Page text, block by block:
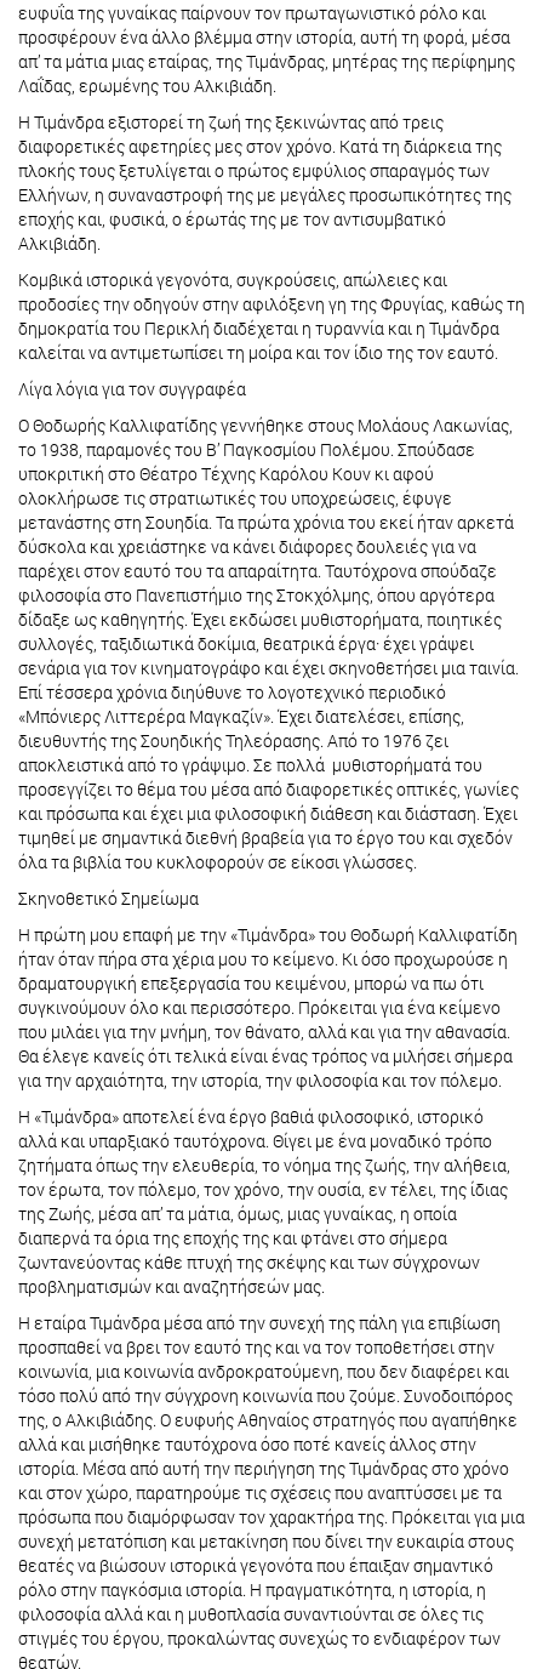
ευφυΐα της γυναίκας παίρνουν τον πρωταγωνιστικό ρόλο και
προσφέρουν ένα άλλο βλέμμα στην ιστορία, αυτή τη φορά, μέσα
απ’ τα μάτια μιας εταίρας, της Τιμάνδρας, μητέρας της περίφημης
Λαΐδας, ερωμένης του Αλκιβιάδη.
Η Τιμάνδρα εξιστορεί τη ζωή της ξεκινώντας από τρεις
διαφορετικές αφετηρίες μες στον χρόνο. Κατά τη διάρκεια της
πλοκής τους ξετυλίγεται ο πρώτος εμφύλιος σπαραγμός των
Ελλήνων, η συναναστροφή της με μεγάλες προσωπικότητες της
εποχής και, φυσικά, ο έρωτάς της με τον αντισυμβατικό
Αλκιβιάδη.
Κομβικά ιστορικά γεγονότα, συγκρούσεις, απώλειες και
προδοσίες την οδηγούν στην αφιλόξενη γη της Φρυγίας, καθώς τη
δημοκρατία του Περικλή διαδέχεται η τυραννία και η Τιμάνδρα
καλείται να αντιμετωπίσει τη μοίρα και τον ίδιο της τον εαυτό.
Λίγα λόγια για τον συγγραφέα
Ο Θοδωρής Καλλιφατίδης γεννήθηκε στους Μολάους Λακωνίας,
το 1938, παραμονές του Β’ Παγκοσμίου Πολέμου. Σπούδασε
υποκριτική στο Θέατρο Τέχνης Καρόλου Κουν κι αφού
ολοκλήρωσε τις στρατιωτικές του υποχρεώσεις, έφυγε
μετανάστης στη Σουηδία. Τα πρώτα χρόνια του εκεί ήταν αρκετά
δύσκολα και χρειάστηκε να κάνει διάφορες δουλειές για να
παρέχει στον εαυτό του τα απαραίτητα. Ταυτόχρονα σπούδαζε
φιλοσοφία στο Πανεπιστήμιο της Στοκχόλμης, όπου αργότερα
δίδαξε ως καθηγητής. Έχει εκδώσει μυθιστορήματα, ποιητικές
συλλογές, ταξιδιωτικά δοκίμια, θεατρικά έργα· έχει γράψει
σενάρια για τον κινηματογράφο και έχει σκηνοθετήσει μια ταινία.
Επί τέσσερα χρόνια διηύθυνε το λογοτεχνικό περιοδικό
«Μπόνιερς Λιττερέρα Μαγκαζίν». Έχει διατελέσει, επίσης,
διευθυντής της Σουηδικής Τηλεόρασης. Από το 1976 ζει
αποκλειστικά από το γράψιμο. Σε πολλά μυθιστορήματά του
προσεγγίζει το θέμα του μέσα από διαφορετικές οπτικές, γωνίες
και πρόσωπα και έχει μια φιλοσοφική διάθεση και διάσταση. Έχει
τιμηθεί με σημαντικά διεθνή βραβεία για το έργο του και σχεδόν
όλα τα βιβλία του κυκλοφορούν σε είκοσι γλώσσες.
Σκηνοθετικό Σημείωμα
Η πρώτη μου επαφή με την «Τιμάνδρα» του Θοδωρή Καλλιφατίδη
ήταν όταν πήρα στα χέρια μου το κείμενο. Κι όσο προχωρούσε η
δραματουργική επεξεργασία του κειμένου, μπορώ να πω ότι
συγκινούμουν όλο και περισσότερο. Πρόκειται για ένα κείμενο
που μιλάει για την μνήμη, τον θάνατο, αλλά και για την αθανασία.
Θα έλεγε κανείς ότι τελικά είναι ένας τρόπος να μιλήσει σήμερα
για την αρχαιότητα, την ιστορία, την φιλοσοφία και τον πόλεμο.
Η «Τιμάνδρα» αποτελεί ένα έργο βαθιά φιλοσοφικό, ιστορικό
αλλά και υπαρξιακό ταυτόχρονα. Θίγει με ένα μοναδικό τρόπο
ζητήματα όπως την ελευθερία, το νόημα της ζωής, την αλήθεια,
τον έρωτα, τον πόλεμο, τον χρόνο, την ουσία, εν τέλει, της ίδιας
της Ζωής, μέσα απ’ τα μάτια, όμως, μιας γυναίκας, η οποία
διαπερνά τα όρια της εποχής της και φτάνει στο σήμερα
ζωντανεύοντας κάθε πτυχή της σκέψης και των σύγχρονων
προβληματισμών και αναζητήσεών μας.
Η εταίρα Τιμάνδρα μέσα από την συνεχή της πάλη για επιβίωση
προσπαθεί να βρει τον εαυτό της και να τον τοποθετήσει στην
κοινωνία, μια κοινωνία ανδροκρατούμενη, που δεν διαφέρει και
τόσο πολύ από την σύγχρονη κοινωνία που ζούμε. Συνοδοιπόρος
της, ο Αλκιβιάδης. Ο ευφυής Αθηναίος στρατηγός που αγαπήθηκε
αλλά και μισήθηκε ταυτόχρονα όσο ποτέ κανείς άλλος στην
ιστορία. Μέσα από αυτή την περιήγηση της Τιμάνδρας στο χρόνο
και στον χώρο, παρατηρούμε τις σχέσεις που αναπτύσσει με τα
πρόσωπα που διαμόρφωσαν τον χαρακτήρα της. Πρόκειται για μια
συνεχή μετατόπιση και μετακίνηση που δίνει την ευκαιρία στους
θεατές να βιώσουν ιστορικά γεγονότα που έπαιξαν σημαντικό
ρόλο στην παγκόσμια ιστορία. Η πραγματικότητα, η ιστορία, η
φιλοσοφία αλλά και η μυθοπλασία συναντιούνται σε όλες τις
στιγμές του έργου, προκαλώντας συνεχώς το ενδιαφέρον των
θεατών.